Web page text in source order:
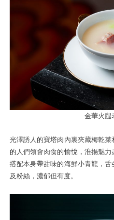
金華火腿
光澤誘人的寶塔肉內裏夾藏梅乾
的人們領會肉食的愉悅，淮揚魅力
搭配本身帶甜味的海鮮小青龍，
及粉絲，濃郁但有度。